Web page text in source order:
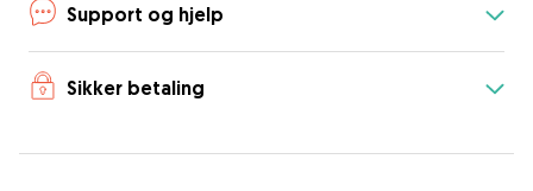
Support og hjelp
Sikker betaling